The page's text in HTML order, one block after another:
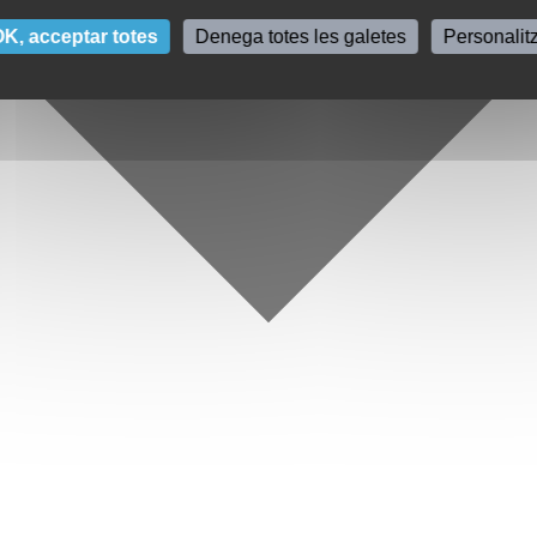
acceptar totes Denega totes les galetes